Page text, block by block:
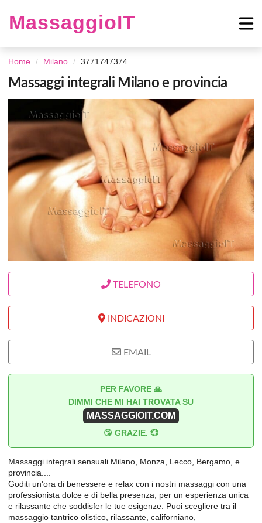
MassaggioIT
Home Milano 3771747374
Massaggi integrali Milano e provincia
TELEFONO
INDICAZIONI
EMAIL
PER FAVORE 🙏
DIMMI CHE MI HAI TROVATA SU
MASSAGGIOIT.COM
😘 GRAZIE. 💞
Massaggi integrali sensuali Milano, Monza, Lecco, Bergamo, e
provincia....
Goditi un'ora di benessere e relax con i nostri massaggi con una
professionista dolce e di bella presenza, per un esperienza unica
e rilassante che soddisfer le tue esigenze. Puoi scegliere tra il
massaggio tantrico olistico, rilassante, californiano,